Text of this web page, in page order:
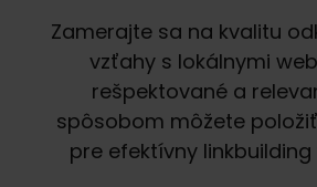
Zamerajte sa na kvalitu
vzťahy s lokálnymi
rešpektované a
spôsobom môžete
pre efektívny